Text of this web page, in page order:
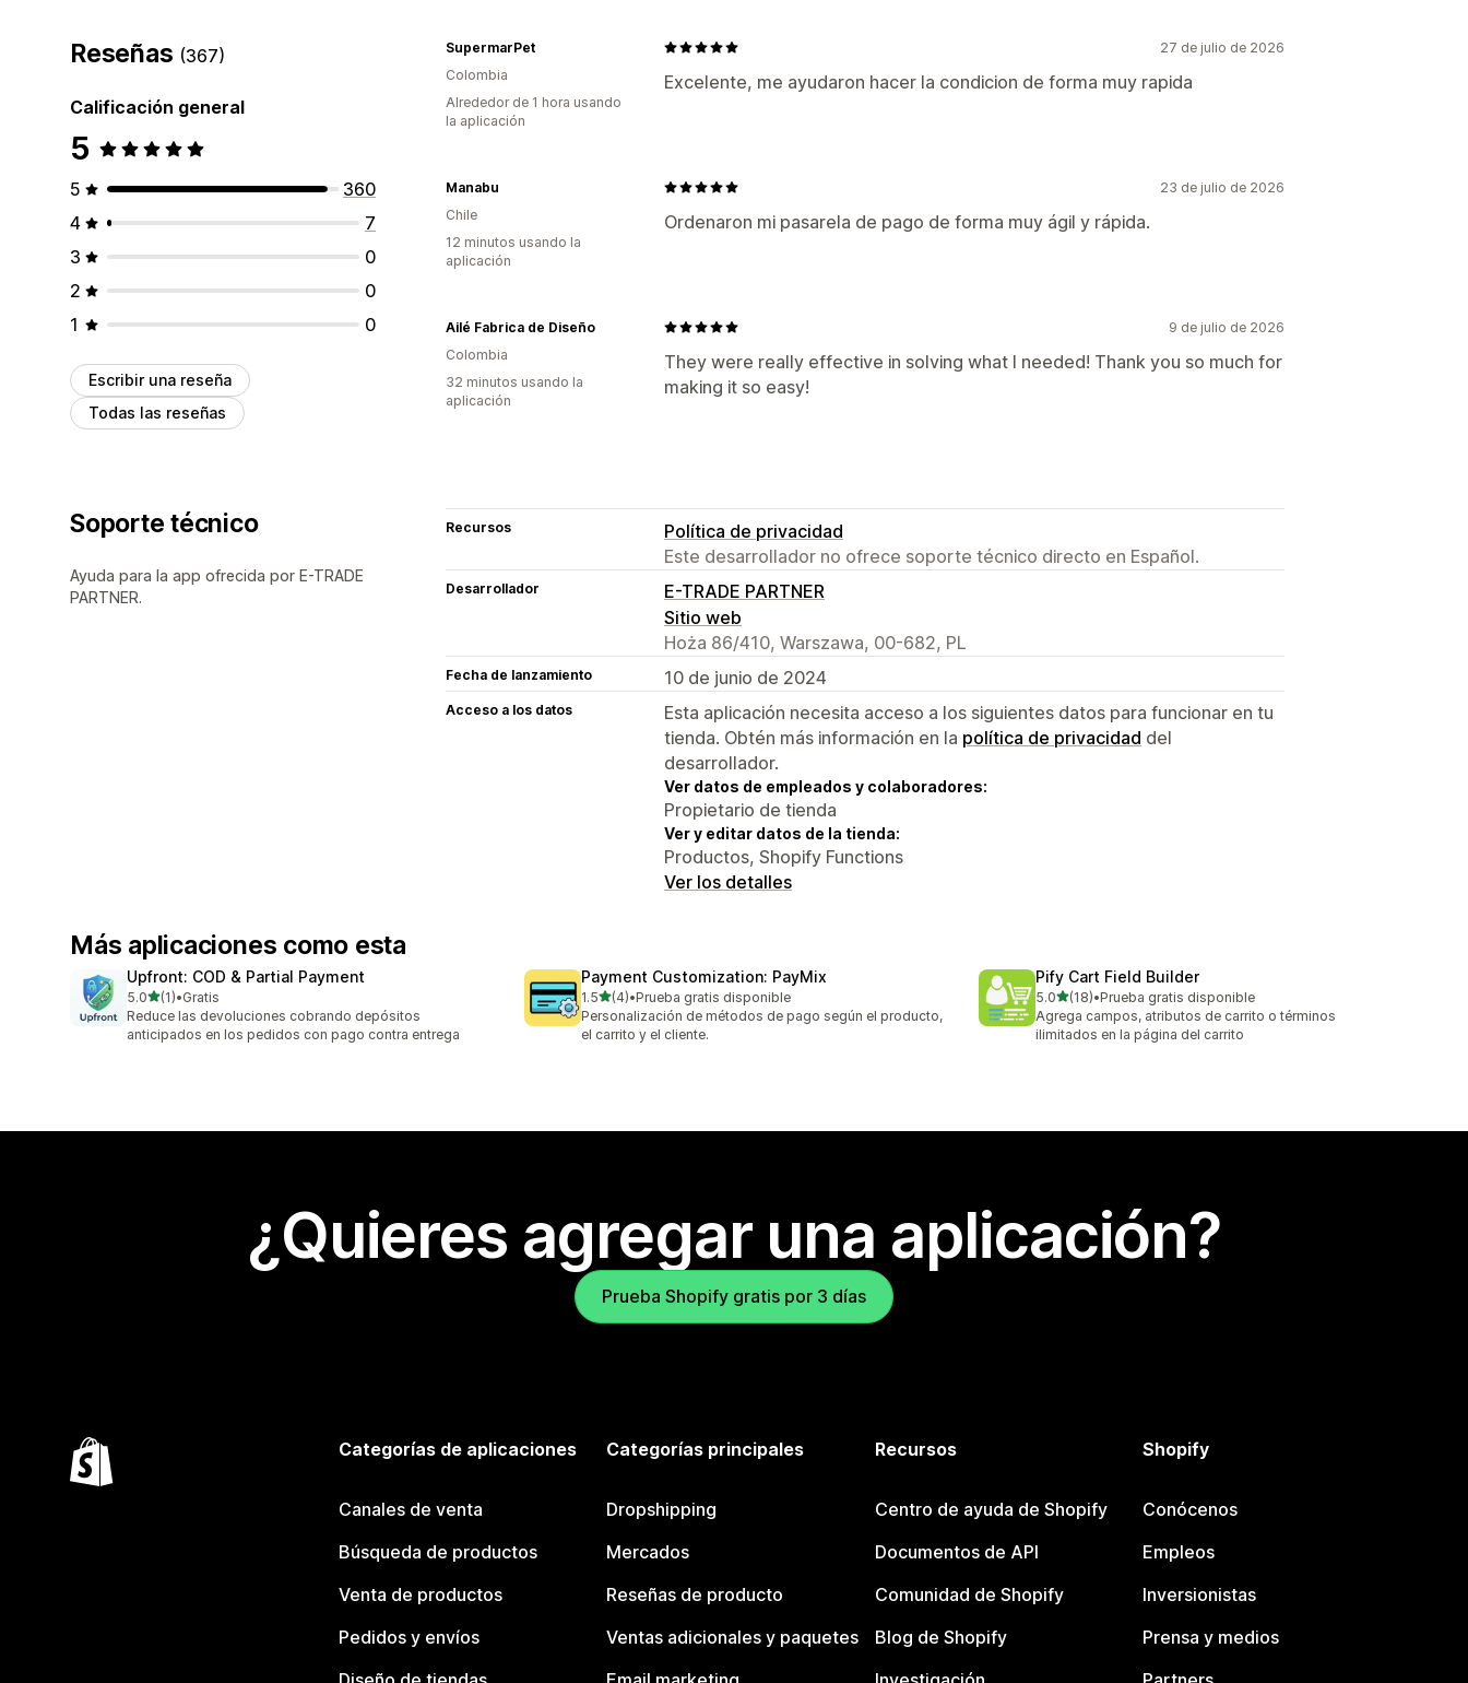
Personalización de pago
Reglas de forma de pago Ocultar pago exprés Múltiples idiomas
Reseñas (367)
Calificación general
5
5
360
4
7
3
0
2
0
1
0
Escribir una reseña
Todas las reseñas
27 de julio de 2026
Excelente, me ayudaron hacer la condicion de forma muy rapida
SupermarPet
Colombia
Alrededor de 1 hora usando
la aplicación
23 de julio de 2026
Ordenaron mi pasarela de pago de forma muy ágil y rápida.
Manabu
Chile
12 minutos usando la
aplicación
9 de julio de 2026
They were really effective in solving what I needed! Thank you so much for
making it so easy!
Ailé Fabrica de Diseño
Colombia
32 minutos usando la
aplicación
Soporte técnico
Ayuda para la app ofrecida por E-TRADE
PARTNER.
Recursos
Política de privacidad
Este desarrollador no ofrece soporte técnico directo en Español.
Desarrollador
E-TRADE PARTNER
Sitio web
Hoża 86/410, Warszawa, 00-682, PL
Fecha de lanzamiento 10 de junio de 2024
Acceso a los datos
Esta aplicación necesita acceso a los siguientes datos para funcionar en tu
tienda. Obtén más información en la política de privacidad del
desarrollador.
Ver datos de empleados y colaboradores:
Propietario de tienda
Ver y editar datos de la tienda:
Productos, Shopify Functions
Ver los detalles
Más aplicaciones como esta
Upfront: COD & Partial Payment
5.0de 5 estrellas
(1)
1 reseñas en total
•Gratis
Reduce las devoluciones cobrando depósitos
anticipados en los pedidos con pago contra entrega
Payment Customization: PayMix
1.5de 5 estrellas
(4)
4 reseñas en total
•Prueba gratis disponible
Personalización de métodos de pago según el producto,
el carrito y el cliente.
Pify Cart Field Builder
5.0de 5 estrellas
(18)
18 reseñas en total
•Prueba gratis disponible
Agrega campos, atributos de carrito o términos
ilimitados en la página del carrito
¿Quieres agregar una aplicación?
Prueba Shopify gratis por 3 días
Categorías de aplicaciones
Canales de venta
Búsqueda de productos
Venta de productos
Pedidos y envíos
Categorías principales
Dropshipping
Mercados
Reseñas de producto
Ventas adicionales y paquetes
Recursos
Centro de ayuda de Shopify
Documentos de API
Comunidad de Shopify
Blog de Shopify
Shopify
Conócenos
Empleos
Inversionistas
Prensa y medios